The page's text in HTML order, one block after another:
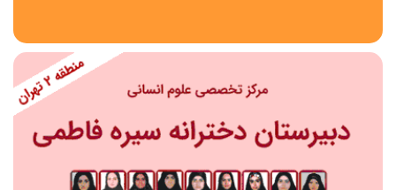
منطقه
مقطع تحصیلی